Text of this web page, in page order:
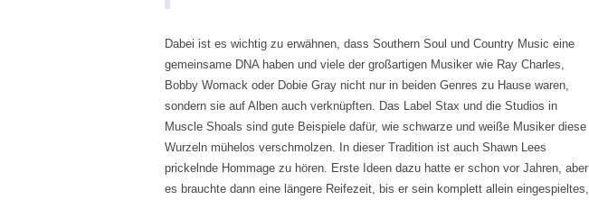
Dabei ist es wichtig zu erwähnen, dass Southern Soul und Country Music eine
gemeinsame DNA haben und viele der großartigen Musiker wie Ray Charles,
Bobby Womack oder Dobie Gray nicht nur in beiden Genres zu Hause waren,
sondern sie auf Alben auch verknüpften. Das Label Stax und die Studios in
Muscle Shoals sind gute Beispiele dafür, wie schwarze und weiße Musiker diese
Wurzeln mühelos verschmolzen. In dieser Tradition ist auch Shawn Lees
prickelnde Hommage zu hören. Erste Ideen dazu hatte er schon vor Jahren, aber
es brauchte dann eine längere Reifezeit, bis er sein komplett allein eingespieltes,